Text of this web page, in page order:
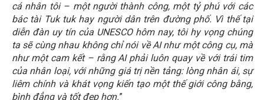
cá nhân tôi – một người thành công, một tỷ phú với các
bác tài Tuk tuk hay người dân trên đường phố. Vì thế tại
diễn đàn uy tín của UNESCO hôm nay, tôi hy vọng chúng
ta sẽ cùng nhau không chỉ nói về AI như một công cụ, mà
như một cam kết – rằng AI phải luôn quay về với trái tim
của nhân loại, với những giá trị nền tảng: lòng nhân ái, sự
liêm chính và khát vọng kiến tạo một thế giới công bằng,
bình đẳng và tốt đẹp hơn.”